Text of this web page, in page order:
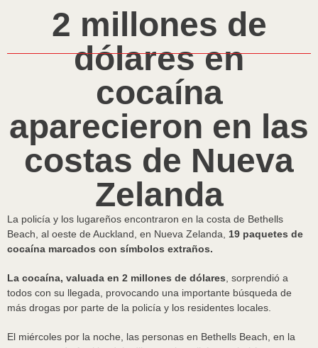
2 millones de
dólares en
cocaína
aparecieron en las
costas de Nueva
Zelanda
La policía y los lugareños encontraron en la costa de Bethells
Beach, al oeste de Auckland, en Nueva Zelanda, 19 paquetes de
cocaína marcados con símbolos extraños.
La cocaína, valuada en 2 millones de dólares , sorprendió a
todos con su llegada, provocando una importante búsqueda de
más drogas por parte de la policía y los residentes locales.
El miércoles por la noche, las personas en Bethells Beach, en la